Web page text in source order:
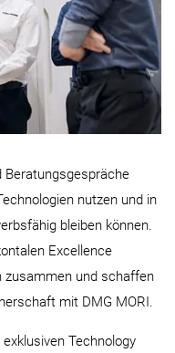
Beratungsgespräche
nutzen und in
bleiben können.
Excellence
zusammen und schaffen
mit DMG MORI.
Technology